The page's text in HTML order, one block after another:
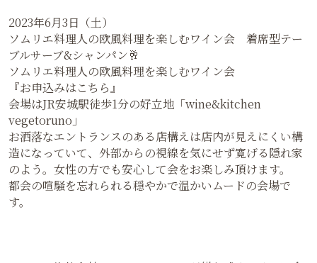
2023年6月3日（土）
ソムリエ料理人の欧風料理を楽しむワイン会 着席型テー
ブルサーブ&シャンパン🥂
ソムリエ料理人の欧風料理を楽しむワイン会
『お申込みはこちら』
会場はJR安城駅徒歩1分の好立地「wine&kitchen
vegetoruno」
お洒落なエントランスのある店構えは店内が見えにくい構
造になっていて、外部からの視線を気にせず寛げる隠れ家
のよう。女性の方でも安心して会をお楽しみ頂けます。
都会の喧騒を忘れられる穏やかで温かいムードの会場で
す。